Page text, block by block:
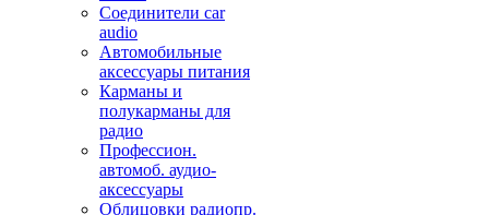
Соединители car
audio
Автомобильные
аксессуары питания
Карманы и
полукарманы для
радио
Профессион.
автомоб. аудио-
аксессуары
Облицовки радиопр.